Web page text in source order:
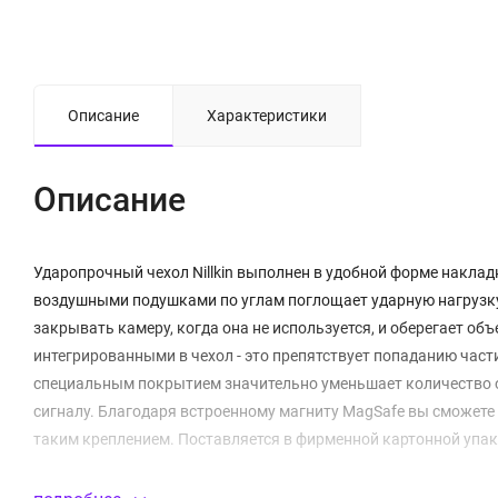
Описание Характеристики
Описание
Ударопрочный чехол Nillkin выполнен в удобной форме
воздушными подушками по углам поглощает ударную
закрывать камеру, когда она не используется, и оберегает
интегрированными в чехол - это препятствует попаданию
специальным покрытием значительно уменьшает количество
сигналу. Благодаря встроенному магниту MagSafe вы
таким креплением. Поставляется в фирменной картонной
Защитная крышка для камеры